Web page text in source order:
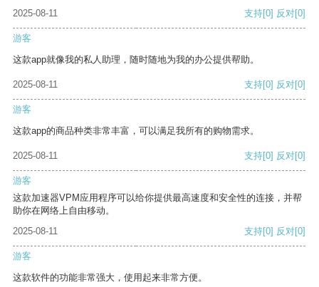
2025-08-11
支持[0] 反对[0]
游客
这款app就像我的私人助理，随时随地为我的办公提供帮助。
2025-08-11 支持[0] 反对[0]
游客
这款app的商品种类非常丰富，可以满足我所有的购物需求。
2025-08-11 支持[0] 反对[0]
游客
这款加速器VPM应用程序可以给你提供最高速度和安全性的连接，并帮
助你在网络上自由移动。
2025-08-11
支持[0] 反对[0]
游客
这款软件的功能非常强大，使用起来非常方便。